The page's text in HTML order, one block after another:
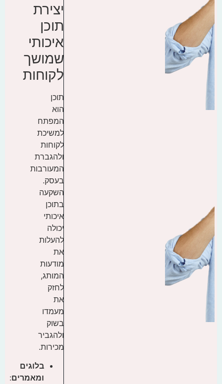
יצירת
תוכן
איכותי
שמושך
לקוחות
תוכן
הוא
המפתח
למשיכת
לקוחות
ולהגברת
המעורבות
בעסק.
השקעה
בתוכן
איכותי
יכולה
להעלות
את
מודעות
המותג,
לחזק
את
מעמדו
בשוק
ולהגביר
מכירות.
בלוגים
ומאמרים: